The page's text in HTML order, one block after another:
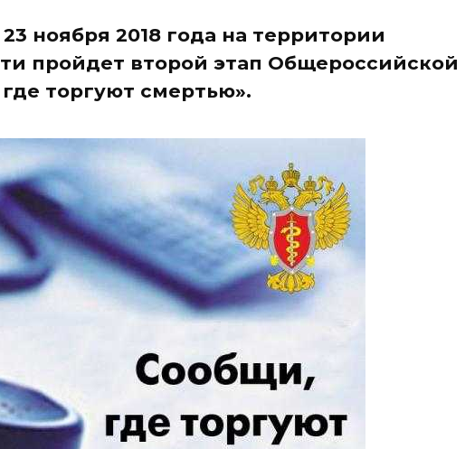
ноября 2018 года на территории
пройдет второй этап Общероссийской
торгуют смертью».